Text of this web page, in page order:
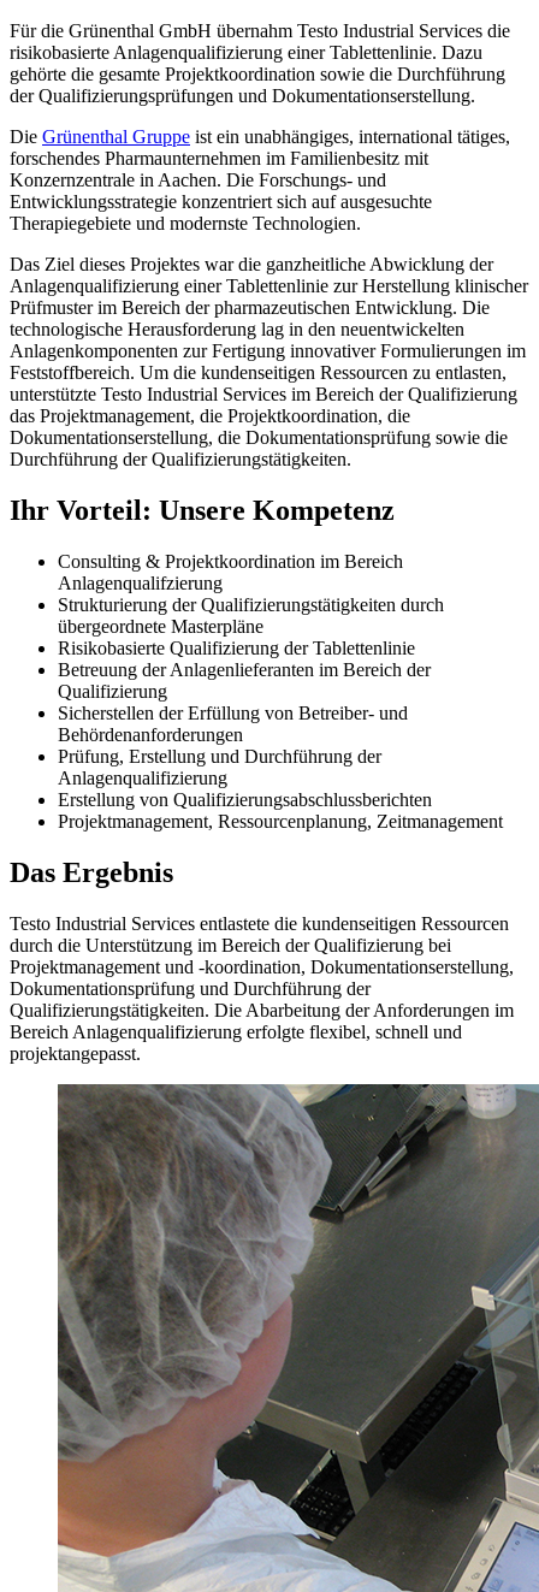
Für die Grünenthal GmbH übernahm Testo Industrial Services die
risikobasierte Anlagenqualifizierung einer Tablettenlinie. Dazu
gehörte die gesamte Projektkoordination sowie die Durchführung
der Qualifizierungsprüfungen und Dokumentationserstellung.
Die Grünenthal Gruppe ist ein unabhängiges, international tätiges,
forschendes Pharmaunternehmen im Familienbesitz mit
Konzernzentrale in Aachen. Die Forschungs- und
Entwicklungsstrategie konzentriert sich auf ausgesuchte
Therapiegebiete und modernste Technologien.
Das Ziel dieses Projektes war die ganzheitliche Abwicklung der
Anlagenqualifizierung einer Tablettenlinie zur Herstellung klinischer
Prüfmuster im Bereich der pharmazeutischen Entwicklung. Die
technologische Herausforderung lag in den neuentwickelten
Anlagenkomponenten zur Fertigung innovativer Formulierungen im
Feststoffbereich. Um die kundenseitigen Ressourcen zu entlasten,
unterstützte Testo Industrial Services im Bereich der Qualifizierung
das Projektmanagement, die Projektkoordination, die
Dokumentationserstellung, die Dokumentationsprüfung sowie die
Durchführung der Qualifizierungstätigkeiten.
Ihr Vorteil: Unsere Kompetenz
Consulting & Projektkoordination im Bereich
Anlagenqualifzierung
Strukturierung der Qualifizierungstätigkeiten durch
übergeordnete Masterpläne
Risikobasierte Qualifizierung der Tablettenlinie
Betreuung der Anlagenlieferanten im Bereich der
Qualifizierung
Sicherstellen der Erfüllung von Betreiber- und
Behördenanforderungen
Prüfung, Erstellung und Durchführung der
Anlagenqualifizierung
Erstellung von Qualifizierungsabschlussberichten
Projektmanagement, Ressourcenplanung, Zeitmanagement
Das Ergebnis
Testo Industrial Services entlastete die kundenseitigen Ressourcen
durch die Unterstützung im Bereich der Qualifizierung bei
Projektmanagement und -koordination, Dokumentationserstellung,
Dokumentationsprüfung und Durchführung der
Qualifizierungstätigkeiten. Die Abarbeitung der Anforderungen im
Bereich Anlagenqualifizierung erfolgte flexibel, schnell und
projektangepasst.